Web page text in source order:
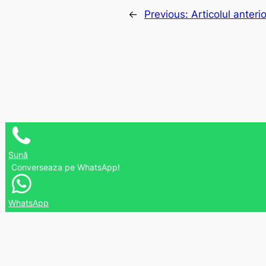
← Previous: Articolul
Sună
Converseaza pe WhatsApp!
WhatsApp